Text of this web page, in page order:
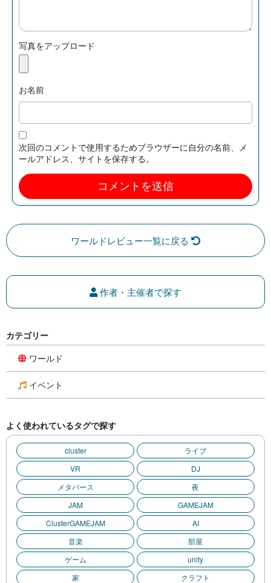
写真をアップロード
お名前
次回のコメントで使用するためブラウザーに自分の名前、メ
ールアドレス、サイトを保存する。
ワールドレビュー一覧に戻る
作者・主催者で探す
カテゴリー
ワールド
イベント
よく使われているタグで探す
cluster
ライブ
VR
DJ
メタバース
夜
JAM
GAMEJAM
ClusterGAMEJAM
AI
音楽
部屋
ゲーム
unity
家
クラフト